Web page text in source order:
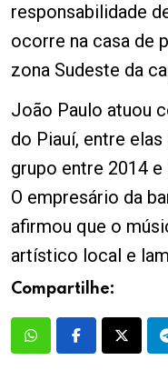
responsabilidade
ocorre na casa de
zona Sudeste da
João Paulo atuou
do Piauí, entre
grupo entre 2014
O empresário da
afirmou que o
artístico local e
Compartilhe: